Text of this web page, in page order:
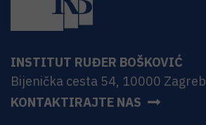
INSTITUT RUĐER BOŠKOVIĆ
Bijenička cesta 54, 10000 Zagreb
KONTAKTIRAJTE NAS